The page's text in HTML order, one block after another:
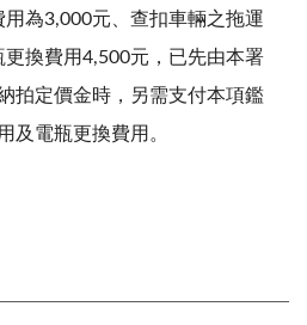
用為3,000元、查扣車輛之拖運
更換費用4,500元，已先由本署
拍定價金時，另需支付本項鑑
及電瓶更換費用。